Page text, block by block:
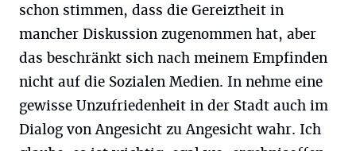
schon stimmen, dass die Gereiztheit in
mancher Diskussion zugenommen hat, aber
das beschränkt sich nach meinem Empfinden
nicht auf die Sozialen Medien. In nehme eine
gewisse Unzufriedenheit in der Stadt auch im
Dialog von Angesicht zu Angesicht wahr. Ich